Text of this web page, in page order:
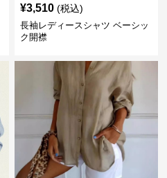
¥3,510 (税込)
長袖レディースシャツ ベーシッ
ク開襟